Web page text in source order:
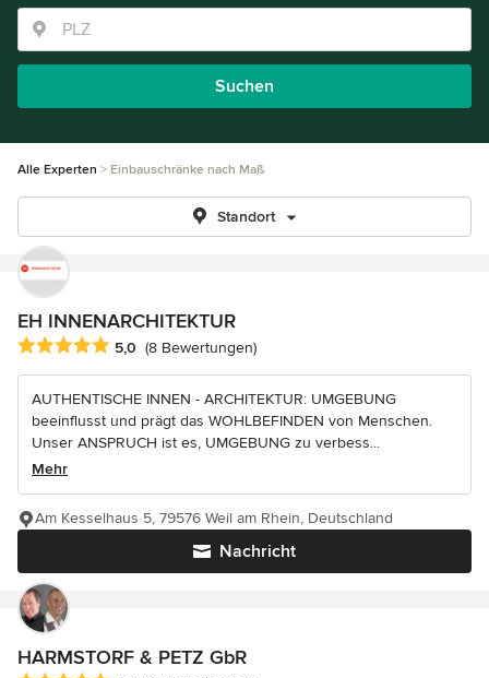
Suchen
Alle Experten Einbauschränke nach Maß
Standort
EH INNENARCHITEKTUR
Durchschnittliche Bewertung: 5 von 5 Sternen
5,0 (8 Bewertungen)
AUTHENTISCHE INNEN - ARCHITEKTUR: UMGEBUNG
beeinflusst und prägt das WOHLBEFINDEN von Menschen.
Unser ANSPRUCH ist es, UMGEBUNG zu verbess...
Mehr
Nachricht
Am Kesselhaus 5, 79576 Weil am Rhein, Deutschland
HARMSTORF & PETZ GbR